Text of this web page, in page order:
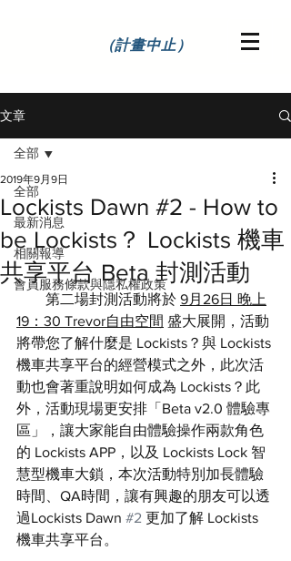
（計畫中止）
文章
全部
最新消息
相關報導
會員服務條款與隱私權政策
全部
Lockists Dawn #2 - How to
be Lockists？ Lockists 機車
共享平台 Beta 封測活動
2019年9月9日
        第二場封測活動將於
9月26日 晚上
19：30 Trevor自由空間 盛大展開，活動
將帶您了解什麼是 Lockists？與 Lockists
機車共享平台的經營模式之外，此次活
動也會著重說明如何成為 Lockists？此
外，活動現場更安排「Beta v2.0 體驗專
區」，讓大家能自由體驗操作兩款角色
的 Lockists APP，以及 Lockists Lock 智
慧型機車大鎖，本次活動特別加長體驗
時間、QA時間，讓有興趣的朋友可以透
過Lockists Dawn #2 更加了解 Lockists
機車共享平台。